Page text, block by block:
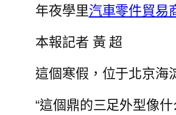
年夜學里汽車零件貿易
本報記者 黃 超
這個寒假，位于北京海
“這個鼎的三足外型像